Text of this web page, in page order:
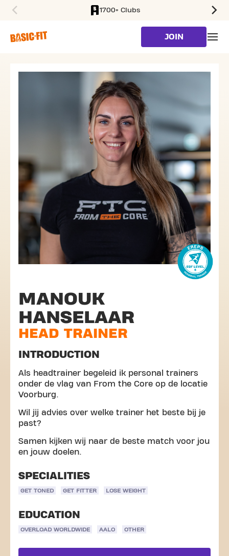
1700+ Clubs
JOIN
MANOUK
HANSELAAR
HEAD TRAINER
INTRODUCTION
Als headtrainer begeleid ik personal trainers
onder de vlag van From the Core op de locatie
Voorburg.
Wil jij advies over welke trainer het beste bij je
past?
Samen kijken wij naar de beste match voor jou
en jouw doelen.
SPECIALITIES
GET TONED GET FITTER LOSE WEIGHT
EDUCATION
OVERLOAD WORLDWIDE AALO OTHER